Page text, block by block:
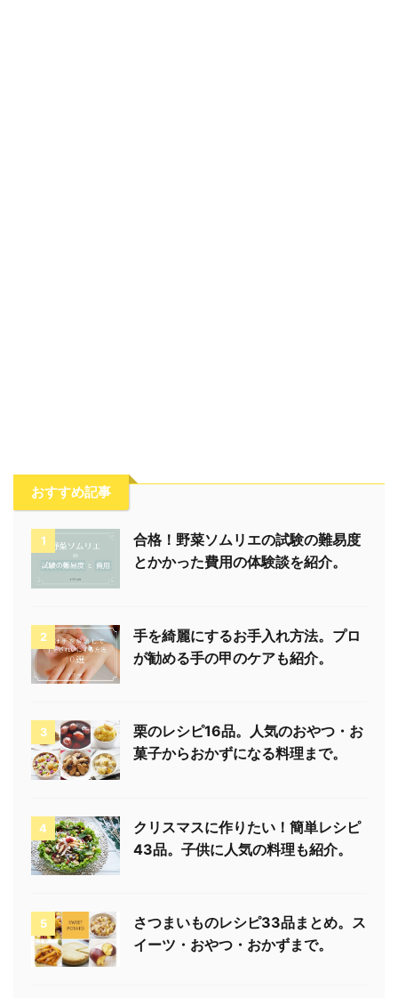
おすすめ記事
1
合格！野菜ソムリエの試験の難易度
とかかった費用の体験談を紹介。
2
手を綺麗にするお手入れ方法。プロ
が勧める手の甲のケアも紹介。
3
栗のレシピ16品。人気のおやつ・お
菓子からおかずになる料理まで。
4
クリスマスに作りたい！簡単レシピ
43品。子供に人気の料理も紹介。
5
さつまいものレシピ33品まとめ。ス
イーツ・おやつ・おかずまで。